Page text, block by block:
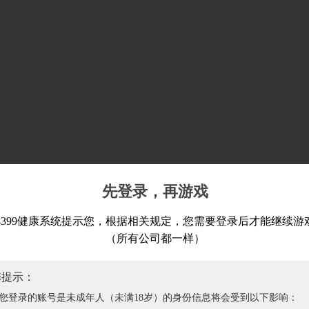
先登录，再游戏
健康系统提示您，根据相关规定，您需要登录后才能继续游
（所有公司都一样）
示：
登录的账号是未成年人（未满18岁）的身份信息将会受到以下影响：